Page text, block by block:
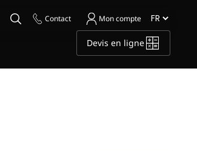
Contact Mon compte
Devis en ligne